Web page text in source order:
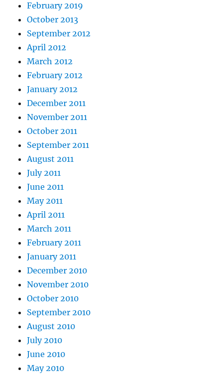
February 2019
October 2013
September 2012
April 2012
March 2012
February 2012
January 2012
December 2011
November 2011
October 2011
September 2011
August 2011
July 2011
June 2011
May 2011
April 2011
March 2011
February 2011
January 2011
December 2010
November 2010
October 2010
September 2010
August 2010
July 2010
June 2010
May 2010